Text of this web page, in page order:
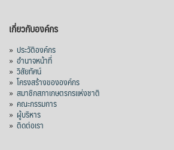
เกี่ยวกับองค์กร
» ประวัติองค์กร
» อำนาจหน้าที่
» วิสัยทัศน์
» โครงสร้างขององค์กร
» สมาชิกสภาเกษตรกรแห่งชาติ
» คณะกรรมการ
» ผู้บริหาร
» ติดต่อเรา